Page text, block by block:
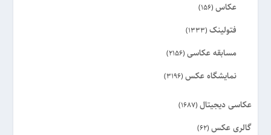
عکاس (156)
فتولینک (1333)
مسابقه عکاسی (2156)
نمایشگاه عکس (3196)
عکاسی دیجیتال (1687)
گالری عکس (62)